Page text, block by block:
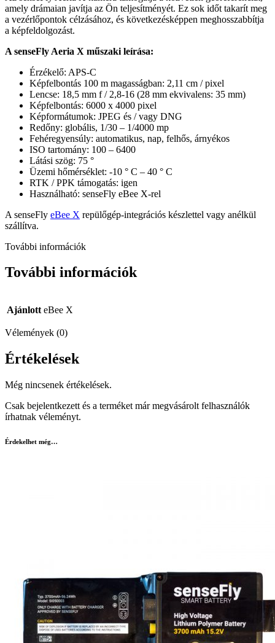
amely drámaian javítja az Ön teljesítményét. Ez sok időt takarít meg
a vezérlőpontok célzásához, és következésképpen meghosszabbítja
a képfeldolgozást.
A senseFly Aeria X műszaki leírása:
Érzékelő: APS-C
Képfelbontás 100 m magasságban: 2,11 cm / pixel
Lencse: 18,5 mm f / 2,8-16 (28 mm ekvivalens: 35 mm)
Képfelbontás: 6000 x 4000 pixel
Képformátumok: JPEG és / vagy DNG
Redőny: globális, 1/30 – 1/4000 mp
Fehéregyensúly: automatikus, nap, felhős, árnyékos
ISO tartomány: 100 – 6400
Látási szög: 75 °
Üzemi hőmérséklet: -10 ° C – 40 ° C
RTK / PPK támogatás: igen
Használható: senseFly eBee X-rel
A senseFly eBee X repülőgép-integrációs készlettel vagy anélkül
szállítva.
További információk
További információk
Ajánlott eBee X
Vélemények (0)
Értékelések
Még nincsenek értékelések.
Csak bejelentkezett és a terméket már megvásárolt felhasználók
írhatnak véleményt.
Érdekelhet még…